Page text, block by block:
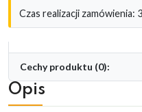
Czas realizacji zamówienia:
Cechy produktu (0):
Opis